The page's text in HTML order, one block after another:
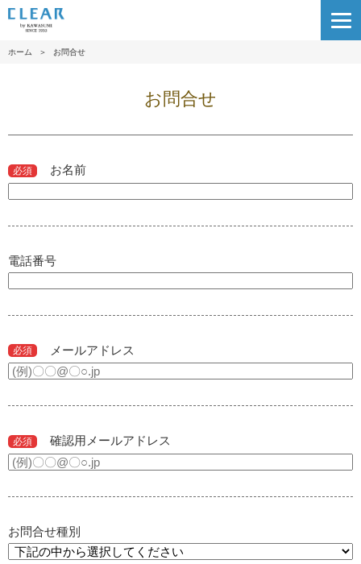
ホーム ＞ お問合せ
お問合せ
必須 お名前
電話番号
必須 メールアドレス
必須 確認用メールアドレス
お問合せ種別